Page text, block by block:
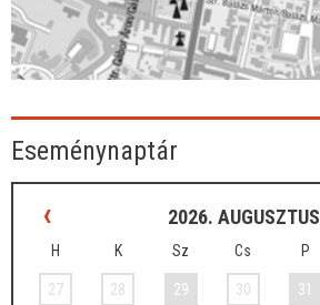
Eseménynaptár
‹ 2026. AUGUSZTUS
H K Sz Cs P
27 28 29 30 31